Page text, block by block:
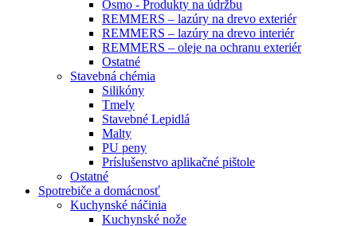
Osmo - Produkty na údržbu
REMMERS – lazúry na drevo exteriér
REMMERS – lazúry na drevo interiér
REMMERS – oleje na ochranu exteriér
Ostatné
Stavebná chémia
Silikóny
Tmely
Stavebné Lepidlá
Malty
PU peny
Príslušenstvo aplikačné pištole
Ostatné
Spotrebiče a domácnosť
Kuchynské náčinia
Kuchynské nože